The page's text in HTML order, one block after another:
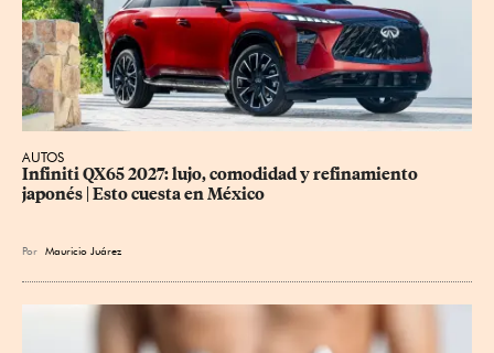
AUTOS
Infiniti QX65 2027: lujo, comodidad y refinamiento
japonés | Esto cuesta en México
Por Mauricio Juárez